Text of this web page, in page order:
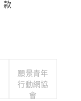
款
願景青年
行動網協
會